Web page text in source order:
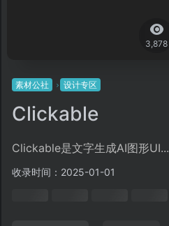
3,878
素材公社 设计专区
Clickable
Clickable是文字生成AI图形UI...
收录时间：2025-01-01